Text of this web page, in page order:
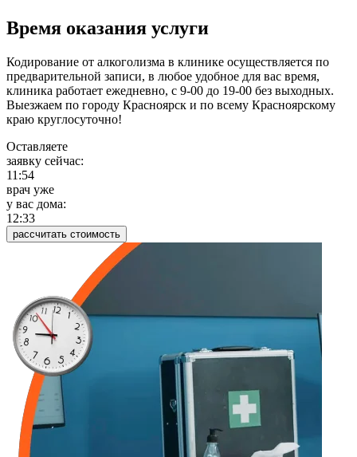
Время оказания услуги
Кодирование от алкоголизма в клинике осуществляется по
предварительной записи, в любое удобное для вас время,
клиника работает ежедневно, с 9-00 до 19-00 без выходных.
Выезжаем по городу Красноярск и по всему Красноярскому
краю круглосуточно!
Оставляете
заявку сейчас:
11:54
врач уже
у вас дома:
12:33
рассчитать стоимость